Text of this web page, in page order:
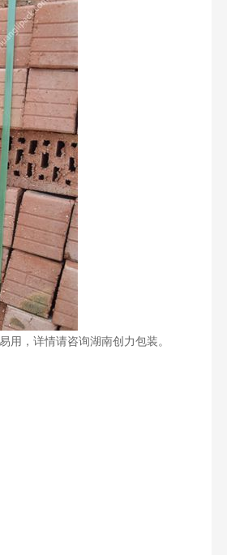
，详情请咨询湖南创力包装。